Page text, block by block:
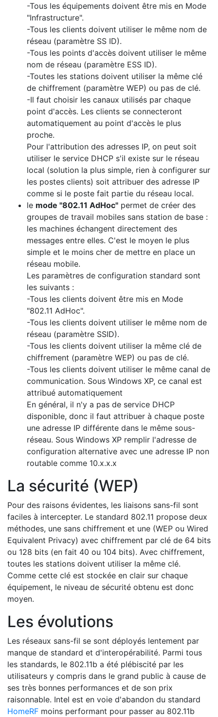
-Tous les équipements doivent être mis en Mode
"Infrastructure".
-Tous les clients doivent utiliser le même nom de
réseau (paramètre SS ID).
-Tous les points d'accès doivent utiliser le même
nom de réseau (paramètre ESS ID).
-Toutes les stations doivent utiliser la même clé
de chiffrement (paramètre WEP) ou pas de clé.
-Il faut choisir les canaux utilisés par chaque
point d'accès. Les clients se connecteront
automatiquement au point d'accès le plus
proche.
Pour l'attribution des adresses IP, on peut soit
utiliser le service DHCP s'il existe sur le réseau
local (solution la plus simple, rien à configurer sur
les postes clients) soit attribuer des adresse IP
comme si le poste fait partie du réseau local.
le mode "802.11 AdHoc" permet de créer des
groupes de travail mobiles sans station de base :
les machines échangent directement des
messages entre elles. C'est le moyen le plus
simple et le moins cher de mettre en place un
réseau mobile.
Les paramètres de configuration standard sont
les suivants :
-Tous les clients doivent être mis en Mode
"802.11 AdHoc".
-Tous les clients doivent utiliser le même nom de
réseau (paramètre SSID).
-Tous les clients doivent utiliser la même clé de
chiffrement (paramètre WEP) ou pas de clé.
-Tous les clients doivent utiliser le même canal de
communication. Sous Windows XP, ce canal est
attribué automatiquement
En général, il n'y a pas de service DHCP
disponible, donc il faut attribuer à chaque poste
une adresse IP différente dans le même sous-
réseau. Sous Windows XP remplir l'adresse de
configuration alternative avec une adresse IP non
routable comme 10.x.x.x
La sécurité (WEP)
Pour des raisons évidentes, les liaisons sans-fil sont
faciles à intercepter. Le standard 802.11 propose deux
méthodes, une sans chiffrement et une (WEP ou Wired
Equivalent Privacy) avec chiffrement par clé de 64 bits
ou 128 bits (en fait 40 ou 104 bits). Avec chiffrement,
toutes les stations doivent utiliser la même clé.
Comme cette clé est stockée en clair sur chaque
équipement, le niveau de sécurité obtenu est donc
moyen.
Les évolutions
Les réseaux sans-fil se sont déployés lentement par
manque de standard et d'interopérabilité. Parmi tous
les standards, le 802.11b a été plébiscité par les
utilisateurs y compris dans le grand public à cause de
ses très bonnes performances et de son prix
raisonnable. Intel est en voie d'abandon du standard
HomeRF moins performant pour passer au 802.11b